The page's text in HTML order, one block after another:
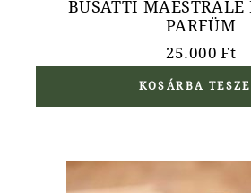
BUSATTI MAESTRALE
PARFÜM
25.000Ft
KOSÁRBA